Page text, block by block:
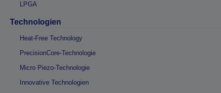
LPGA
Technologien
Heat-Free Technology
PrecisionCore-Technologie
Micro Piezo-Technologie
Innovative Technologien